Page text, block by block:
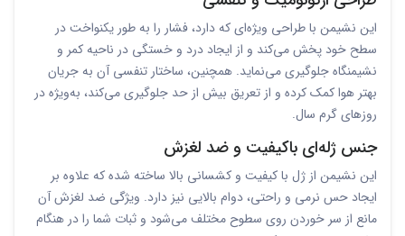
این نشیمن با طراحی ویژه‌ای که دارد، فشار را به طور یکنواخت در
سطح خود پخش می‌کند و از ایجاد درد و خستگی در ناحیه کمر و
نشیمنگاه جلوگیری می‌نماید. همچنین، ساختار تنفسی آن به جریان
بهتر هوا کمک کرده و از تعریق بیش از حد جلوگیری می‌کند، به‌ویژه در
روزهای گرم سال.
جنس ژله‌ای باکیفیت و ضد لغزش
این نشیمن از ژل با کیفیت و کشسانی بالا ساخته شده که علاوه بر
ایجاد حس نرمی و راحتی، دوام بالایی نیز دارد. ویژگی ضد لغزش آن
مانع از سر خوردن روی سطوح مختلف می‌شود و ثبات شما را در هنگام